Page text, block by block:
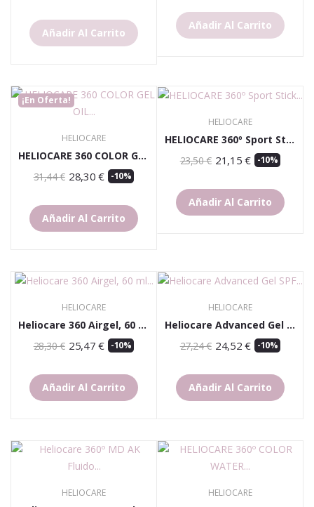
Añadir Al Carrito
Añadir Al Carrito
¡En Oferta!
HELIOCARE
HELIOCARE 360 COLOR GEL OIL FREE BRONZE
31,44 € 28,30 € -10%
Añadir Al Carrito
HELIOCARE
HELIOCARE 360º Sport Stick Transparente SPF50+...
23,50 € 21,15 € -10%
Añadir Al Carrito
HELIOCARE
Heliocare 360 Airgel, 60 Ml SPF50+
28,30 € 25,47 € -10%
Añadir Al Carrito
HELIOCARE
Heliocare Advanced Gel SPF 50 50 Ml
27,24 € 24,52 € -10%
Añadir Al Carrito
HELIOCARE HELIOCARE